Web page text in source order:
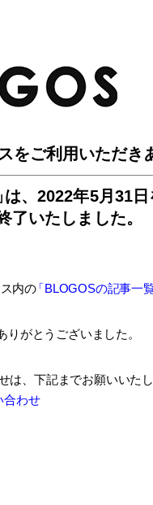
をご利用いただき
は、2022年5月31
了いたしました。
内の「BLOGOSの記事一
りがとうございました。
は、 下記までお願いいたし
合わせ